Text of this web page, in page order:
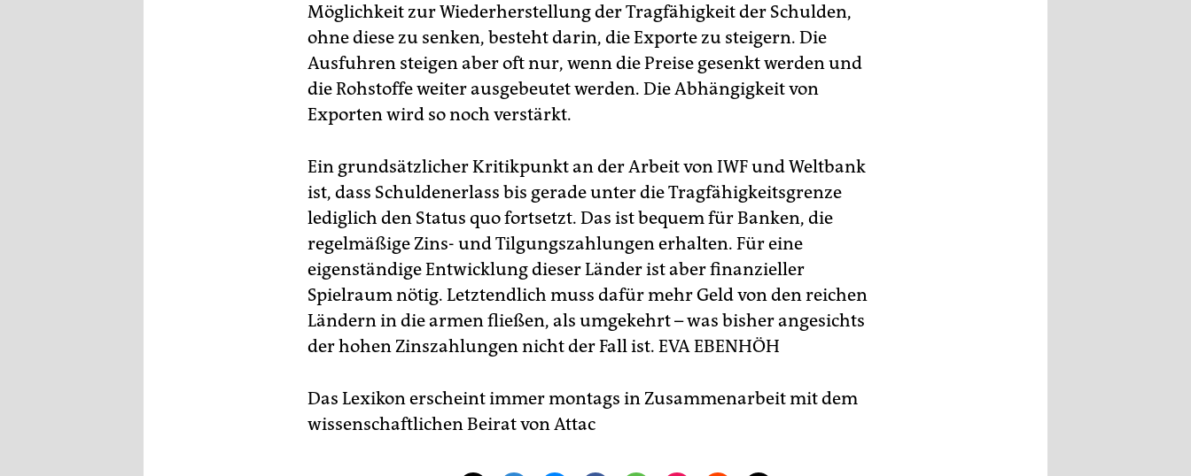
Möglichkeit zur Wiederherstellung der Tragfähigkeit der Schulden,
ohne diese zu senken, besteht darin, die Exporte zu steigern. Die
Ausfuhren steigen aber oft nur, wenn die Preise gesenkt werden und
die Rohstoffe weiter ausgebeutet werden. Die Abhängigkeit von
Exporten wird so noch verstärkt.
Ein grundsätzlicher Kritikpunkt an der Arbeit von IWF und Weltbank
ist, dass Schuldenerlass bis gerade unter die Tragfähigkeitsgrenze
lediglich den Status quo fortsetzt. Das ist bequem für Banken, die
regelmäßige Zins- und Tilgungszahlungen erhalten. Für eine
eigenständige Entwicklung dieser Länder ist aber finanzieller
Spielraum nötig. Letztendlich muss dafür mehr Geld von den reichen
Ländern in die armen fließen, als umgekehrt – was bisher angesichts
der hohen Zinszahlungen nicht der Fall ist. EVA EBENHÖH
Das Lexikon erscheint immer montags in Zusammenarbeit mit dem
wissenschaftlichen Beirat von Attac